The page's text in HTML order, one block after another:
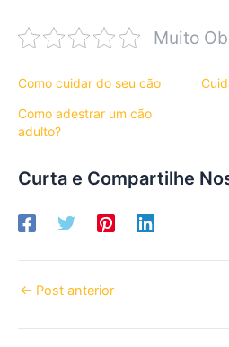
Muito
Como cuidar do seu cão
Como adestrar um cão
adulto?
Curta e Compartilhe
← Post anterior